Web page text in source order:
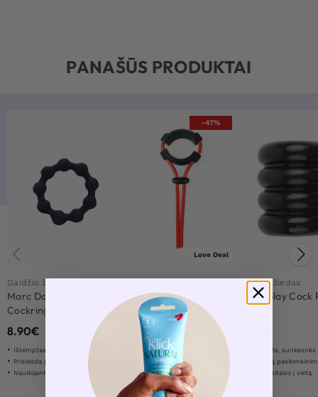
PANAŠŪS PRODUKTAI
Gaidžio žiedas
Marc Dorcel Maximize
Cockring
8.90€
Ištemptas, minkštas ir lankstus
Prisideda prie šlovingesnio sekso
Naudojant lieka vietoje
-47%
Love Deal
Be Legendary Stamina
Pro Lasso C-Ring
16.90€ 8.90€
Padeda jums išbūti išvermingu ilgiau
Pagerina kietumą ir jautrumą
Odai draugiška silikoninė medžiaga
Gaidžio žiedas
Quad-play Cock
Stipresnės, sunkesnės ir
Už visišką
Patogiai įsitaiso į vietą